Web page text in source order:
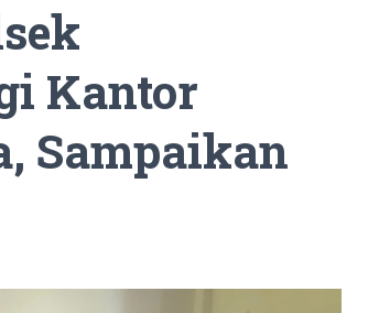
Kantor
Sampaikan